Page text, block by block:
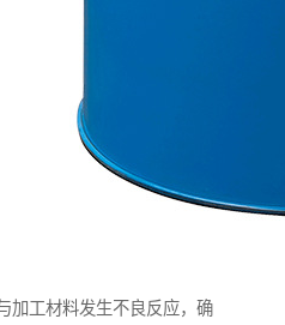
加工材料发生不良反应，确